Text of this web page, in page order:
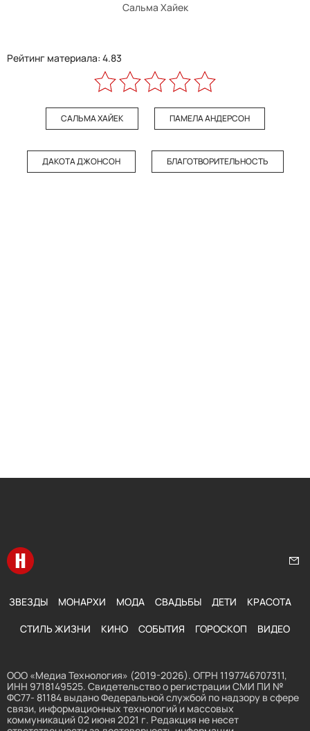
Сальма Хайек
Рейтинг материала: 4.83
САЛЬМА ХАЙЕК ПАМЕЛА АНДЕРСОН
ДАКОТА ДЖОНСОН БЛАГОТВОРИТЕЛЬНОСТЬ
Перейти на главную
ЗВЕЗДЫ МОНАРХИ МОДА СВАДЬБЫ ДЕТИ КРАСОТА
СТИЛЬ ЖИЗНИ КИНО СОБЫТИЯ ГОРОСКОП ВИДЕО
ООО «Медиа Технология» (2019-2026). ОГРН 1197746707311,
ИНН 9718149525. Свидетельство о регистрации СМИ ПИ №
ФС77- 81184 выдано Федеральной службой по надзору в сфере
связи, информационных технологий и массовых
коммуникаций 02 июня 2021 г. Редакция не несет